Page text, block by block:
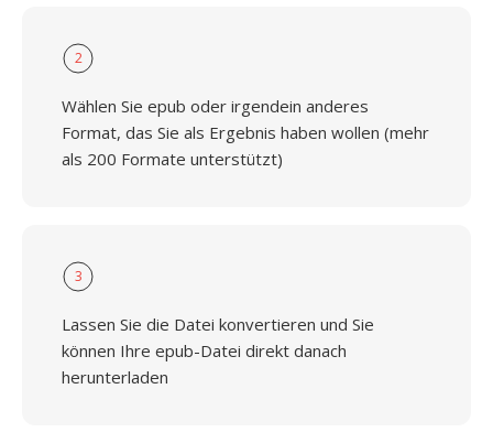
2
Wählen Sie epub oder irgendein anderes
Format, das Sie als Ergebnis haben wollen (mehr
als 200 Formate unterstützt)
3
Lassen Sie die Datei konvertieren und Sie
können Ihre epub-Datei direkt danach
herunterladen